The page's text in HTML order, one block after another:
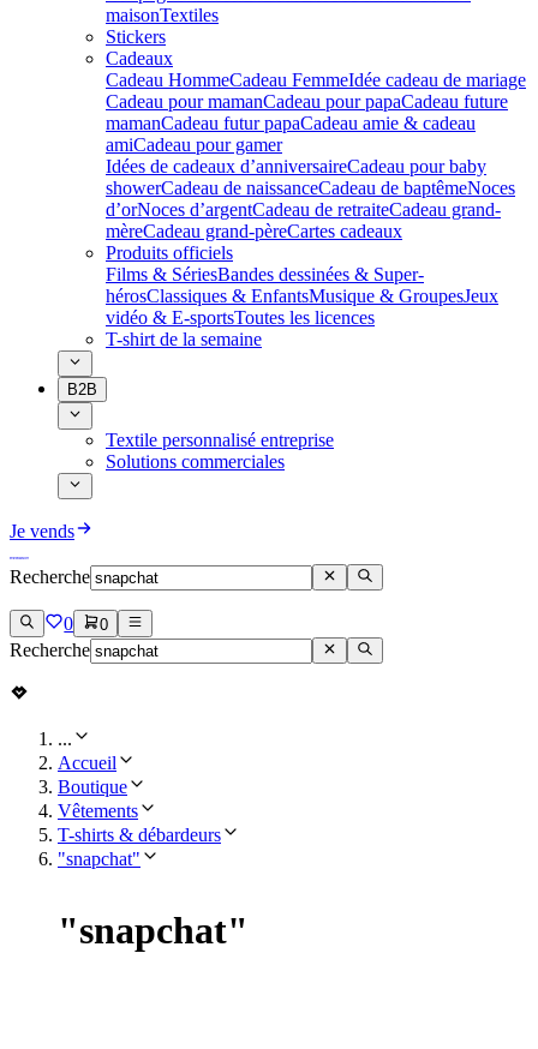
maisonTextiles
Stickers
Cadeaux
Cadeau HommeCadeau FemmeIdée cadeau de mariage​
Cadeau pour mamanCadeau pour papaCadeau future
mamanCadeau futur papaCadeau amie & cadeau
amiCadeau pour gamer
Idées de cadeaux d’anniversaireCadeau pour baby
showerCadeau de naissanceCadeau de baptêmeNoces
d’orNoces d’argentCadeau de retraiteCadeau grand-
mèreCadeau grand-pèreCartes cadeaux
Produits officiels
Films & SériesBandes dessinées & Super-
hérosClassiques & EnfantsMusique & GroupesJeux
vidéo & E-sportsToutes les licences
T-shirt de la semaine
B2B
Textile personnalisé entreprise
Solutions commerciales
Je vends
Recherche
0 0
Recherche
...
Accueil
Boutique
Vêtements
T-shirts & débardeurs
"snapchat"
"snapchat"